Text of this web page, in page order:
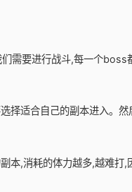
需要进行战斗,每一个
择适合自己的副本进入。
本,消耗的体力越多,越难